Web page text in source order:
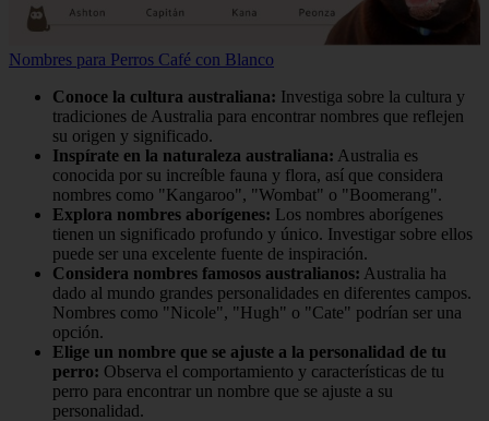
Nombres para Perros Café con Blanco
Conoce la cultura australiana: Investiga sobre la cultura y
tradiciones de Australia para encontrar nombres que reflejen
su origen y significado.
Inspírate en la naturaleza australiana: Australia es
conocida por su increíble fauna y flora, así que considera
nombres como "Kangaroo", "Wombat" o "Boomerang".
Explora nombres aborígenes: Los nombres aborígenes
tienen un significado profundo y único. Investigar sobre ellos
puede ser una excelente fuente de inspiración.
Considera nombres famosos australianos: Australia ha
dado al mundo grandes personalidades en diferentes campos.
Nombres como "Nicole", "Hugh" o "Cate" podrían ser una
opción.
Elige un nombre que se ajuste a la personalidad de tu
perro: Observa el comportamiento y características de tu
perro para encontrar un nombre que se ajuste a su
personalidad.